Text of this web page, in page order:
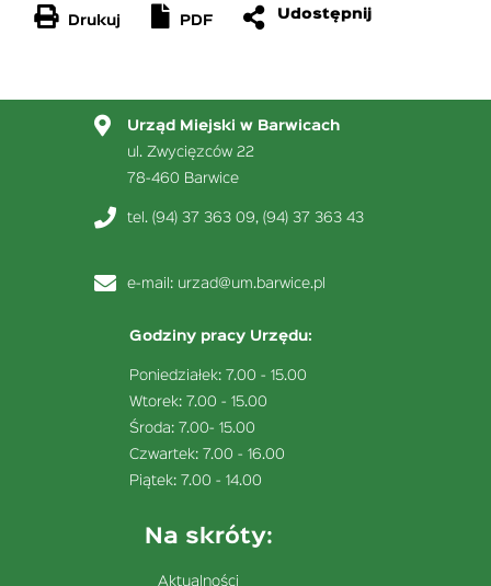
Drukuj PDF
Urząd Miejski w Barwicach
ul. Zwycięzców 22
78-460 Barwice
tel. (94) 37 363 09, (94) 37 363 43
e-mail: urzad@um.barwice.pl
Godziny pracy Urzędu:
Poniedziałek: 7.00 - 15.00
Wtorek: 7.00 - 15.00
Środa: 7.00- 15.00
Czwartek: 7.00 - 16.00
Piątek: 7.00 - 14.00
Na skróty:
Aktualności